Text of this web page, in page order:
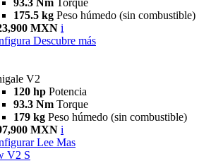
93.3 Nm Torque
175.5 kg Peso húmedo (sin combustible)
MXN i
Descubre más
V2
120 hp Potencia
93.3 Nm Torque
179 kg Peso húmedo (sin combustible)
MXN i
Lee Mas
V2 S